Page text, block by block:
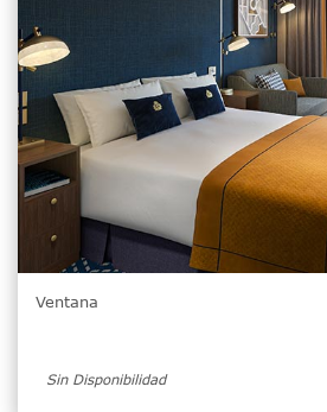
Ventana
Sin Disponibilidad